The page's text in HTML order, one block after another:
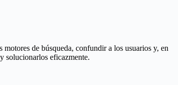
de búsqueda, confundir a los usuarios y, en
solucionarlos eficazmente.